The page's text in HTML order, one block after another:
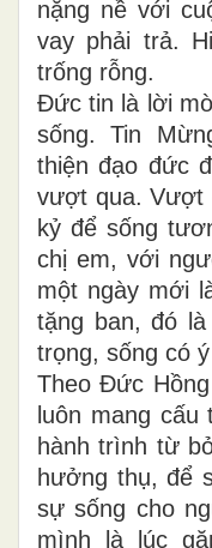
nặng nề với
vay phải trả.
trống rỗng.
Đức tin là lời
sống.Tin
thiện đạo đức
vượt qua. Vượt
kỷ để sống
chị em, với
một ngày mới
tặng ban, đó là
trọng, sống có
Theo Đức
luôn mang cấu
hành trình từ
hưởng thụ, để
sự sống cho
mình là lúc